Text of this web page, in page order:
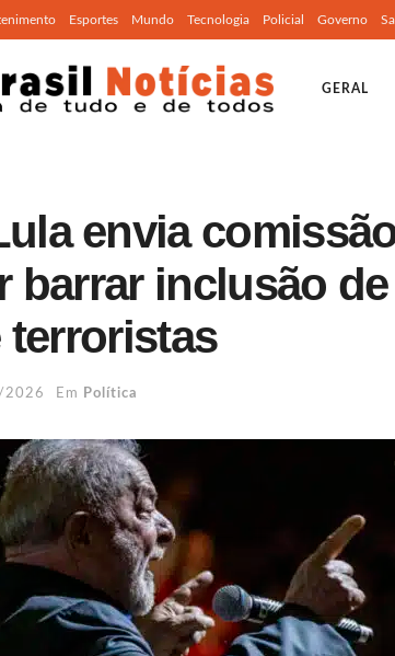
Esportes Mundo Tecnologia Policial Governo
GERAL
envia
barrar inclusão de
terroristas
Em Política